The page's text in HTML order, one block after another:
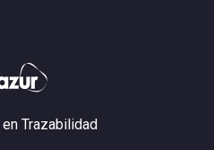
Trazabilidad